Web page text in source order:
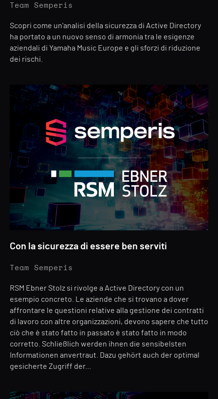
Team Semperis
Scopri come un'analisi della sicurezza di Active Directory
ha portato a un nuovo senso di armonia tra le esigenze
aziendali di Yamaha Music Europe e gli sforzi di riduzione
dei rischi.
Con la sicurezza di essere ben serviti
Team Semperis
RSM Ebner Stolz si rivolge a Active Directory con un
esempio concreto. Le aziende che si trovano a dover
affrontare le questioni relative alla gestione dei contratti
di lavoro con altre organizzazioni, devono sapere che tutto
ciò che è stato fatto in passato è stato fatto in modo
corretto. Schließlich werden ihnen die sensibelsten
Informationen anvertraut. Dazu gehört auch der optimal
gesicherte Zugriff der...